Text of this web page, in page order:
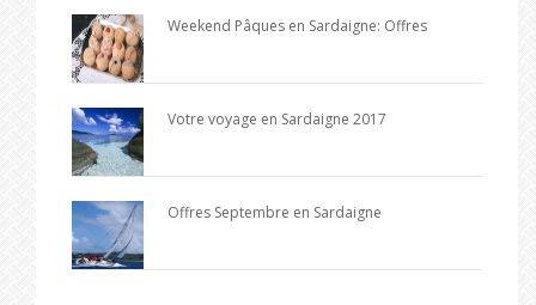
Weekend Pâques en Sardaigne: Offres
Votre voyage en Sardaigne 2017
Offres Septembre en Sardaigne